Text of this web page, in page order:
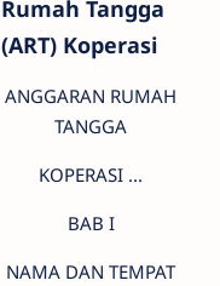
Rumah Tangga
(ART) Koperasi
ANGGARAN RUMAH
TANGGA
KOPERASI ...
BAB I
NAMA DAN TEMPAT